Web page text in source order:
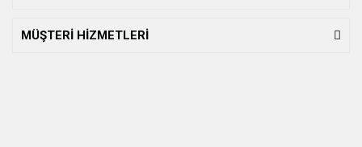
MÜŞTERİ HİZMETLERİ